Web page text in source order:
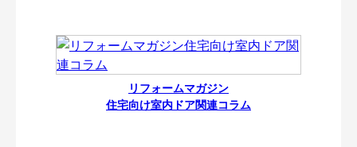
リフォームマガジン
住宅向け室内ドア関連コラム